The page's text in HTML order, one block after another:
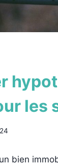
les
bien